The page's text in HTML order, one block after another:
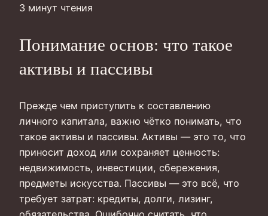
3 минут чтения
Понимание основ: что такое
активы и пассивы
Прежде чем приступить к составлению
личного капитала, важно чётко понимать, что
такое активы и пассивы. Активы — это то, что
приносит доход или сохраняет ценность:
недвижимость, инвестиции, сбережения,
предметы искусства. Пассивы — это всё, что
требует затрат: кредиты, долги, лизинг,